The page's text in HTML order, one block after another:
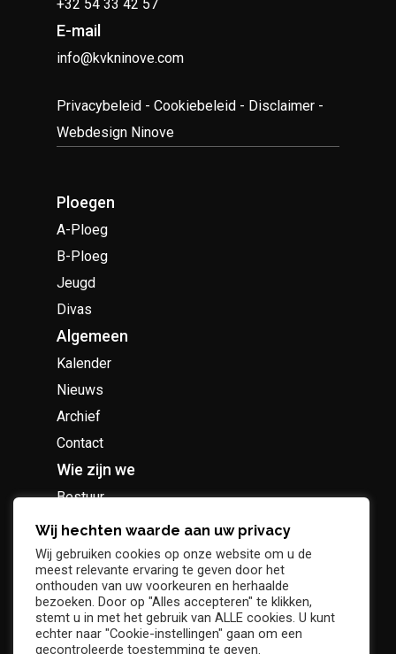
+32 54 33 42 57
E-mail
info@kvkninove.com
Privacybeleid -Cookiebeleid - Disclaimer -
Webdesign Ninove
Ploegen
A-Ploeg
B-Ploeg
Jeugd
Divas
Algemeen
Kalender
Nieuws
Archief
Contact
Wie zijn we
Bestuur
Geschiedenis
Supportersclub
Socio Business Club
Wij hechten waarde aan uw privacy
Wij gebruiken cookies op onze website om u de
meest relevante ervaring te geven door het
onthouden van uw voorkeuren en herhaalde
bezoeken. Door op "Alles accepteren" te klikken,
stemt u in met het gebruik van ALLE cookies. U kunt
echter naar "Cookie-instellingen" gaan om een
gecontroleerde toestemming te geven.